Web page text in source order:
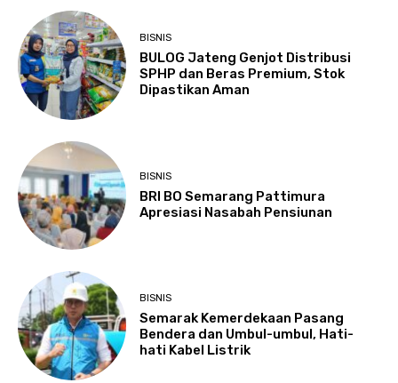
BISNIS
BULOG Jateng Genjot Distribusi
SPHP dan Beras Premium, Stok
Dipastikan Aman
BISNIS
BRI BO Semarang Pattimura
Apresiasi Nasabah Pensiunan
BISNIS
Semarak Kemerdekaan Pasang
Bendera dan Umbul-umbul, Hati-
hati Kabel Listrik